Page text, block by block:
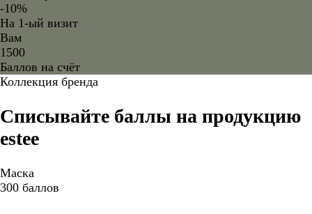
-10%
На 1-ый визит
Вам
1500
Баллов на счёт
Коллекция бренда
Списывайте баллы на продукцию
estee
Маска
300 баллов